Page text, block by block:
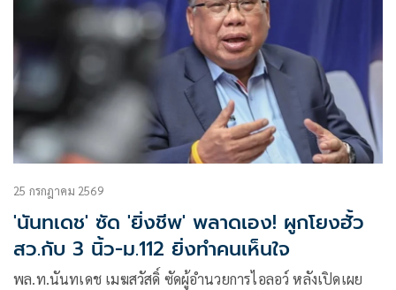
สาธารณชน.
25 กรกฎาคม 2569
'นันทเดช' ซัด 'ยิ่งชีพ' พลาดเอง! ผูกโยงฮั้ว
สว.กับ 3 นิ้ว-ม.112 ยิ่งทำคนเห็นใจ
พล.ท.นันทเดช เมฆสวัสดิ์ ซัดผู้อำนวยการไอลอว์ หลังเปิดเผย